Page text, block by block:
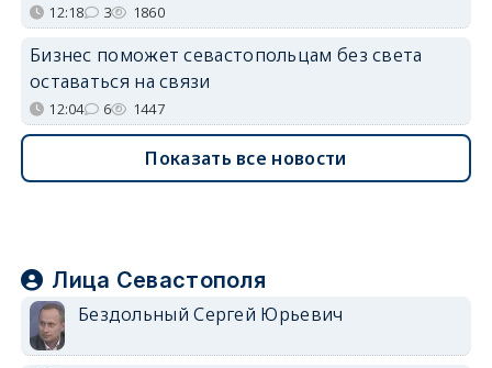
12:18 3 1860
Бизнес поможет севастопольцам без света
оставаться на связи
12:04 6 1447
Показать все новости
Лица Севастополя
Бездольный Сергей Юрьевич